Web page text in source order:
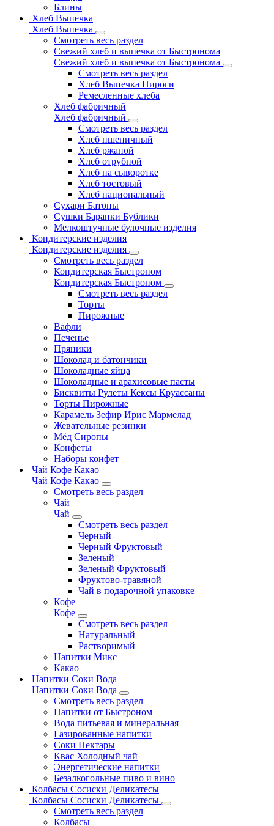
Блины
Хлеб Выпечка
Хлеб Выпечка
Смотреть весь раздел
Свежий хлеб и выпечка от Быстронома
Свежий хлеб и выпечка от Быстронома
Смотреть весь раздел
Хлеб Выпечка Пироги
Ремесленные хлеба
Хлеб фабричный
Хлеб фабричный
Смотреть весь раздел
Хлеб пшеничный
Хлеб ржаной
Хлеб отрубной
Хлеб на сыворотке
Хлеб тостовый
Хлеб национальный
Сухари Батоны
Сушки Баранки Бублики
Мелкоштучные булочные изделия
Кондитерские изделия
Кондитерские изделия
Смотреть весь раздел
Кондитерская Быстроном
Кондитерская Быстроном
Смотреть весь раздел
Торты
Пирожные
Вафли
Печенье
Пряники
Шоколад и батончики
Шоколадные яйца
Шоколадные и арахисовые пасты
Бисквиты Рулеты Кексы Круассаны
Торты Пирожные
Карамель Зефир Ирис Мармелад
Жевательные резинки
Мёд Сиропы
Конфеты
Наборы конфет
Чай Кофе Какао
Чай Кофе Какао
Смотреть весь раздел
Чай
Чай
Смотреть весь раздел
Черный
Черный Фруктовый
Зеленый
Зеленый Фруктовый
Фруктово-травяной
Чай в подарочной упаковке
Кофе
Кофе
Смотреть весь раздел
Натуральный
Растворимый
Напитки Микс
Какао
Напитки Соки Вода
Напитки Соки Вода
Смотреть весь раздел
Напитки от Быстроном
Вода питьевая и минеральная
Газированные напитки
Соки Нектары
Квас Холодный чай
Энергетические напитки
Безалкогольные пиво и вино
Колбасы Сосиски Деликатесы
Колбасы Сосиски Деликатесы
Смотреть весь раздел
Колбасы